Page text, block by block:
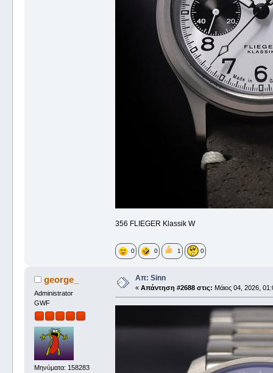
356 FLIEGER Klassik W
0 0 1 0
george_
Administrator
GWF
Μηνύματα: 158283
Απ: Sinn
« Απάντηση #2688 στις: Μάιος 04, 2026,